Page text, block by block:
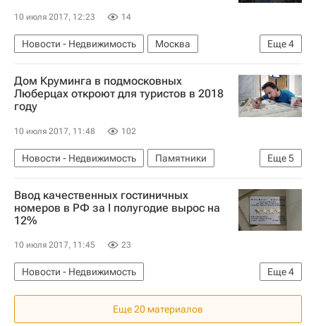
10 июля 2017, 12:23 14
Еще4
Новости - Недвижимость
Москва
Коммерческая недвижимость
Офисы
Строительство
Россия
Дом Круминга в подмосковных
Люберцах откроют для туристов в 2018
году
10 июля 2017, 11:48 102
Еще5
Новости - Недвижимость
Памятники
Реставрация
Усадьба
Городская среда
Московская область (Подмосковье)
Россия
Ввод качественных гостиничных
номеров в РФ за I полугодие вырос на
12%
10 июля 2017, 11:45 23
Еще4
Новости - Недвижимость
Коммерческая недвижимость
Строительство
Еще 20 материалов